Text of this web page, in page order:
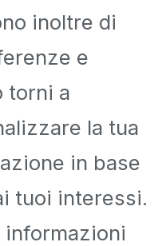
inoltre di
e
torni a
la tua
in base
tuoi interessi.
informazioni